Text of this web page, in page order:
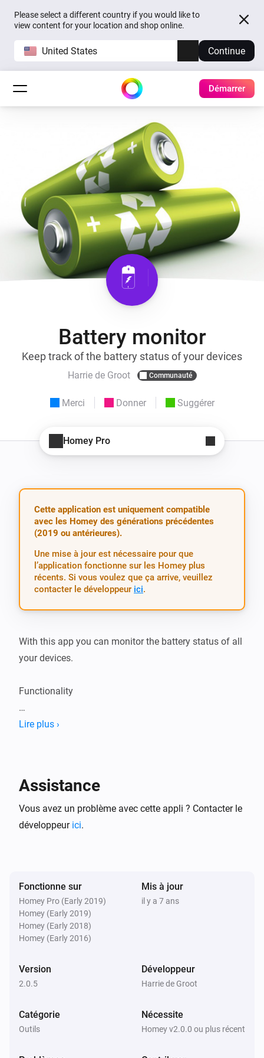
Please select a different country if you would like to
view content for your location and shop online.
United States Continue
Démarrer
Battery monitor
Keep track of the battery status of your devices
Harrie de Groot Communauté
Merci Donner Suggérer
Homey Pro
Cette application est uniquement compatible
avec les Homey des générations précédentes
(2019 ou antérieures).
Une mise à jour est nécessaire pour que
l’application fonctionne sur les Homey plus
récents. Si vous voulez que ça arrive, veuillez
contacter le développeur ici.
With this app you can monitor the battery status of all
your devices.
Functionality
Just adds an app settings page with all battery
TIP: There is a nice forum post on how to get a
notification when battery level changed for a device.
2.0.5
-   Small fix in error handling of api calls
-   Moved to 2.x version scheme
1.0.4
get battery low notifications
1.0.3
Lire plus ›
Assistance
Vous avez un problème avec cette appli ? Contacter le
développeur ici.
Fonctionne sur
Homey Pro (Early 2019)
Homey (Early 2019)
Homey (Early 2018)
Homey (Early 2016)
Mis à jour
il y a 7 ans
Version
2.0.5
Développeur
Harrie de Groot
Catégorie
Outils
Nécessite
Homey v2.0.0 ou plus récent